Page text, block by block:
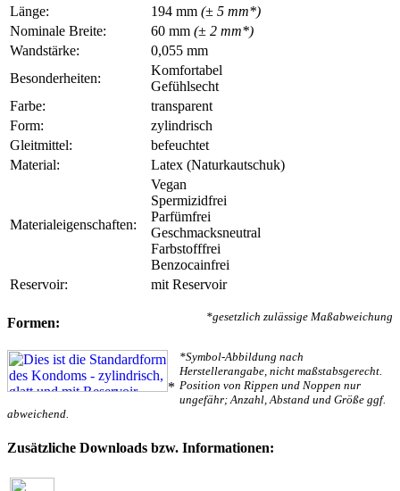
Länge: 194 mm (± 5 mm*)
Nominale Breite:
60 mm (± 2 mm*)
Wandstärke:
0,055 mm
Besonderheiten:
Komfortabel
Gefühlsecht
Farbe:
transparent
Form:
zylindrisch
Gleitmittel:
befeuchtet
Material:
Latex (Naturkautschuk)
Materialeigenschaften:
Vegan
Spermizidfrei
Parfümfrei
Geschmacksneutral
Farbstofffrei
Benzocainfrei
Reservoir:
mit Reservoir
*gesetzlich zulässige Maßabweichung
Formen:
*
*Symbol-Abbildung nach
Herstellerangabe, nicht maßstabsgerecht.
Position von Rippen und Noppen nur
ungefähr; Anzahl, Abstand und Größe ggf.
abweichend.
Zusätzliche Downloads bzw. Informationen: